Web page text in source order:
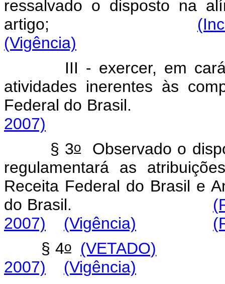
ressalvado o disposto na
artigo;
(Vigência)
III - exercer, em
atividades inerentes às
Federal do
2007)
§ 3o Observado o
regulamentará
as
atribuições
Receita Federal do Brasil e
do Brasil.
2007)
(Vigência)
§ 4o
(VETADO)
2007)
(Vigência)